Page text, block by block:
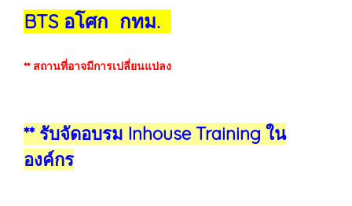
BTS อโศก กทม.
** สถานที่อาจมีการเปลี่ยนแปลง
** รับจัดอบรม Inhouse Training ใน
องค์กร